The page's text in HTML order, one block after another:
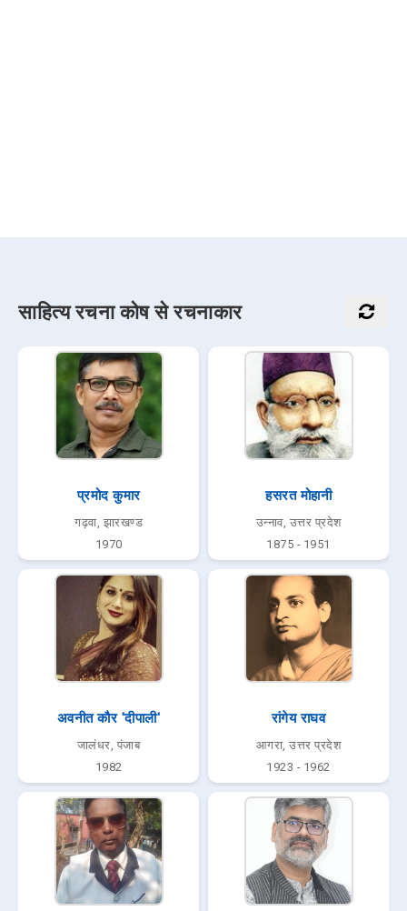
साहित्य रचना कोष से रचनाकार
प्रमोद कुमार
गढ़वा, झारखण्ड
1970
हसरत मोहानी
उन्नाव, उत्तर प्रदेश
1875 - 1951
अवनीत कौर 'दीपाली'
जालंधर, पंजाब
1982
रांगेय राघव
आगरा, उत्तर प्रदेश
1923 - 1962